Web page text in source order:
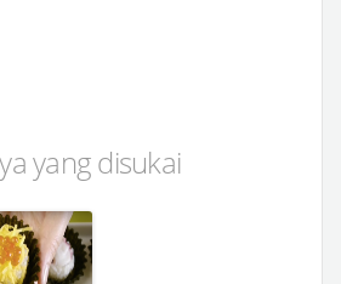
yang disukai